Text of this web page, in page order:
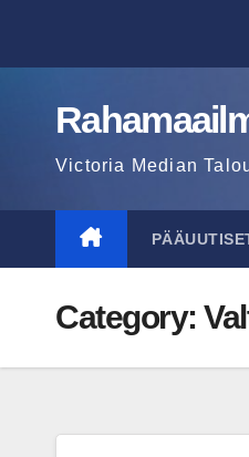
Victoria Median
Category: